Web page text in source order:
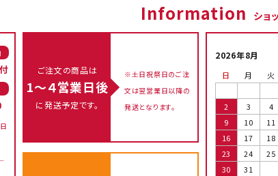
Information ショ
ご注文の商品は
1～４営業日後
に発送予定です。
※土日祝祭日のご注
文は翌営業日以降の
発送となります。
2026年8月
日 月 火
2
3 4
9
10 11
16
17 18
23
24 25
30
31